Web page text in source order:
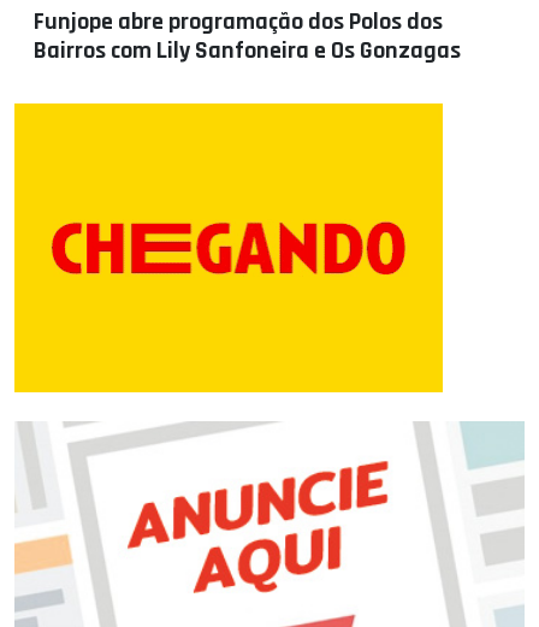
Funjope abre programação dos Polos dos
Bairros com Lily Sanfoneira e Os Gonzagas